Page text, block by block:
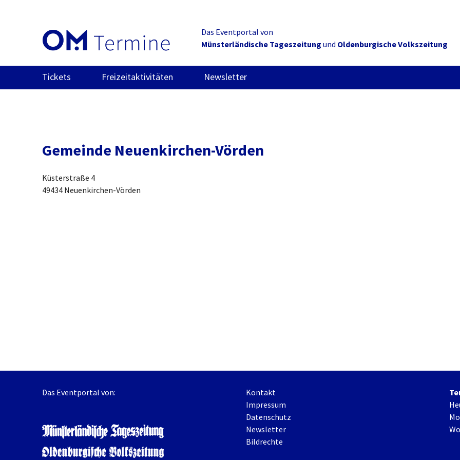
Das Eventportal von
Münsterländische Tageszeitung und Oldenburgische Volkszeitung
Tickets Freizeitaktivitäten Newsletter
Gemeinde Neuenkirchen-Vörden
Küsterstraße 4
49434 Neuenkirchen-Vörden
Das Eventportal von:
Kontakt
Impressum
Datenschutz
Newsletter
Bildrechte